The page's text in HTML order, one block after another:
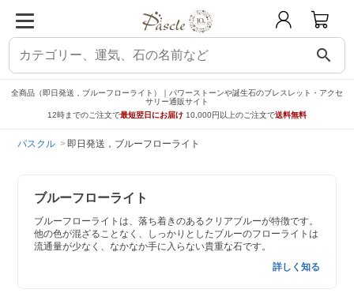
search
全商品（即日発送，ブルーフローライト）｜パワーストーンや誕生石のブレスレット・アクセ
サリー通販サイト
12時までのご注文で最短翌日にお届け 10,000円以上のご注文で送料無料
パスクル 即日発送，ブルーフローライト
ブルーフローライト
ブルーフローライトは、落ち着きのあるクリアブルーが特徴です。
他の色が混ざることなく、しっかりとしたブルーのフローライトは
流通量が少なく、なかなか手に入らない貴重な石です。
詳しく知る